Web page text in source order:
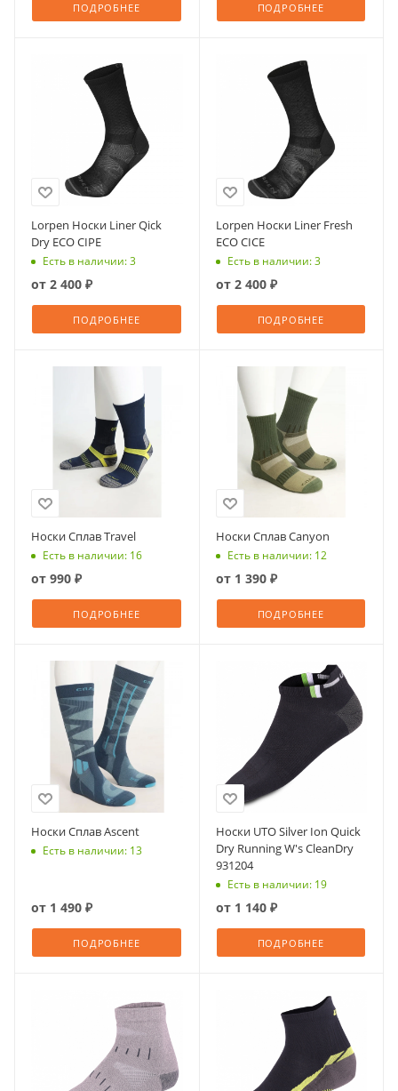
ПОДРОБНЕЕ ПОДРОБНЕЕ
Lorpen Носки Liner Qick
Dry ECO CIPE
Есть в наличии: 3
от 2 400 ₽
ПОДРОБНЕЕ
Lorpen Носки Liner Fresh
ECO CICE
Есть в наличии: 3
от 2 400 ₽
ПОДРОБНЕЕ
Носки Сплав Travel
Есть в наличии: 16
от 990 ₽
ПОДРОБНЕЕ
Носки Сплав Canyon
Есть в наличии: 12
от 1 390 ₽
ПОДРОБНЕЕ
Носки Сплав Ascent
Есть в наличии: 13
от 1 490 ₽
ПОДРОБНЕЕ
Носки UTO Silver Ion Quick
Dry Running W's CleanDry
931204
Есть в наличии: 19
от 1 140 ₽
ПОДРОБНЕЕ